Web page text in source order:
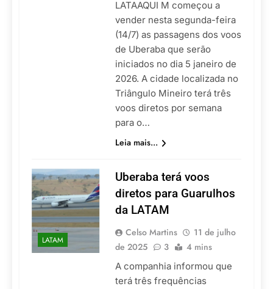
LATAAQUI M começou a
vender nesta segunda-feira
(14/7) as passagens dos voos
de Uberaba que serão
iniciados no dia 5 janeiro de
2026. A cidade localizada no
Triângulo Mineiro terá três
voos diretos por semana
para o…
Leia mais...
LATAM
Uberaba terá voos
diretos para Guarulhos
da LATAM
Celso Martins
11 de julho
de 2025
3 4 mins
A companhia informou que
terá três frequências